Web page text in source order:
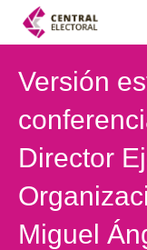
Versión
Director
Miguel